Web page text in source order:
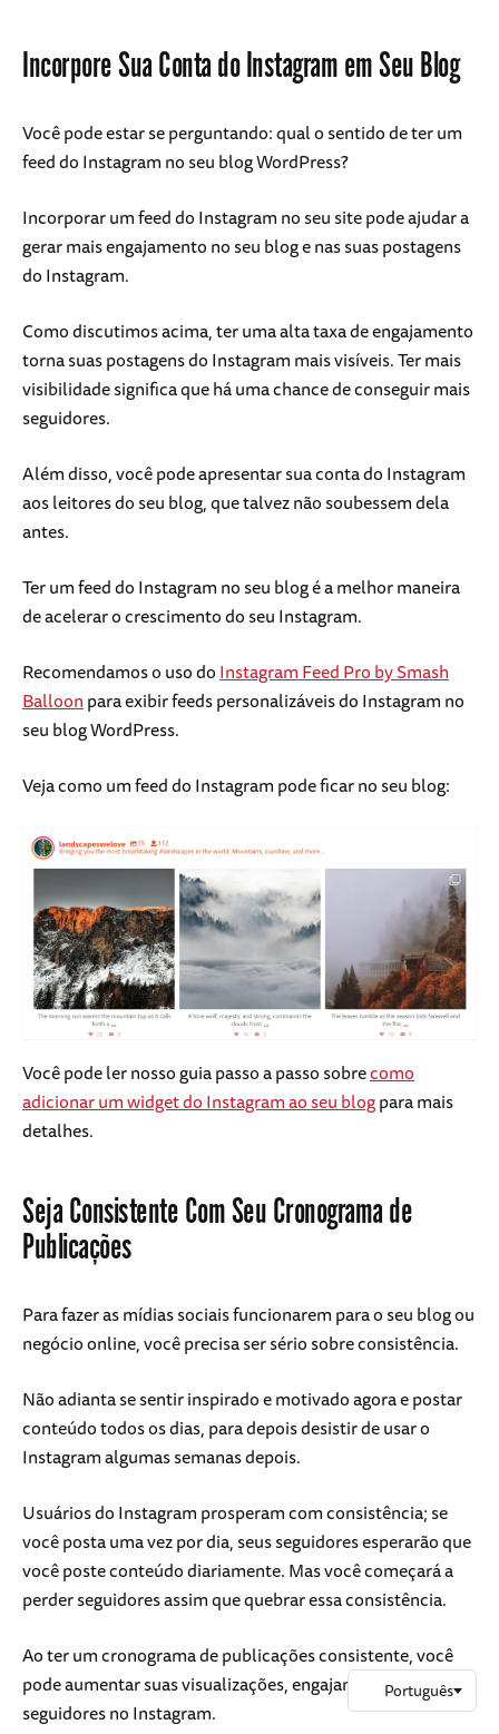
Incorpore Sua Conta do Instagram em Seu Blog
Você pode estar se perguntando: qual o sentido de ter um
feed do Instagram no seu blog WordPress?
Incorporar um feed do Instagram no seu site pode ajudar a
gerar mais engajamento no seu blog e nas suas postagens
do Instagram.
Como discutimos acima, ter uma alta taxa de engajamento
torna suas postagens do Instagram mais visíveis. Ter mais
visibilidade significa que há uma chance de conseguir mais
seguidores.
Além disso, você pode apresentar sua conta do Instagram
aos leitores do seu blog, que talvez não soubessem dela
antes.
Ter um feed do Instagram no seu blog é a melhor maneira
de acelerar o crescimento do seu Instagram.
Recomendamos o uso doInstagram Feed Pro by Smash
Balloonpara exibir feeds personalizáveis do Instagram no
seu blog WordPress.
Veja como um feed do Instagram pode ficar no seu blog:
Você pode ler nosso guia passo a passo sobrecomo
adicionar um widget do Instagram ao seu blogpara mais
detalhes.
Seja Consistente Com Seu Cronograma de
Publicações
Para fazer as mídias sociais funcionarem para o seu blog ou
negócio online, você precisa ser sério sobre consistência.
Não adianta se sentir inspirado e motivado agora e postar
conteúdo todos os dias, para depois desistir de usar o
Instagram algumas semanas depois.
Usuários do Instagram prosperam com consistência; se
você posta uma vez por dia, seus seguidores esperarão que
você poste conteúdo diariamente. Mas você começará a
perder seguidores assim que quebrar essa consistência.
Ao ter um cronograma de publicações consistente, você
pode aumentar suas visualizações, engajamento e
seguidores no Instagram.